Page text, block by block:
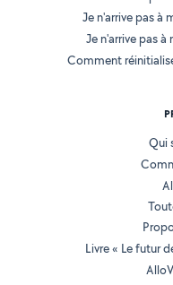
Je n'arrive pas à
Je n'arrive pas
Comment
Qui
Livre « Le futur